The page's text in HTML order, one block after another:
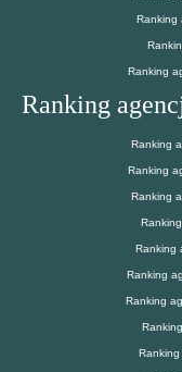
Ranking
Ranking
Ranking
Ranking
Ranking
Ranking
Ranking
Ranking
Ranking